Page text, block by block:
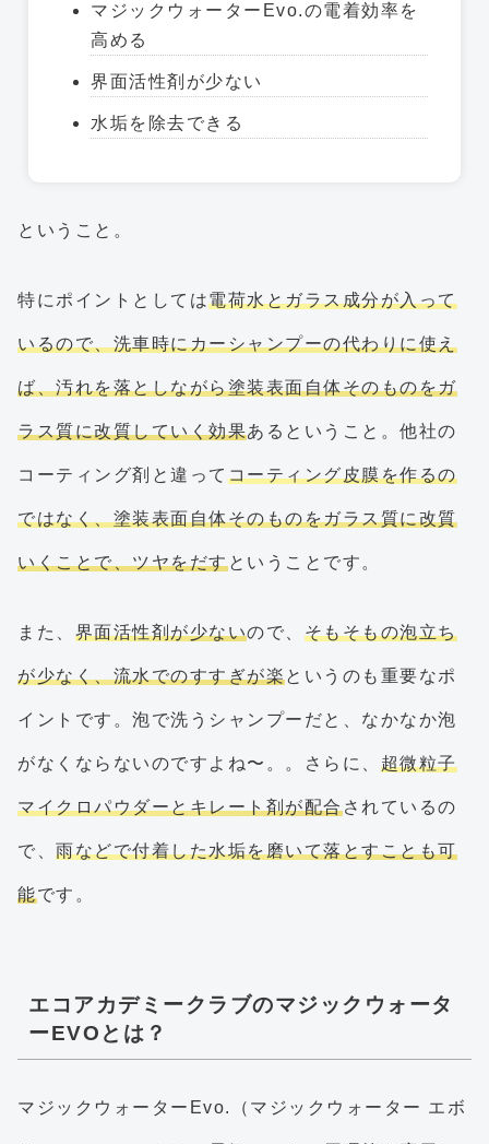
マジックウォーターEvo.の電着効率を
高める
界面活性剤が少ない
水垢を除去できる
ということ。
特にポイントとしては電荷水とガラス成分が入って
いるので、洗車時にカーシャンプーの代わりに使え
ば、汚れを落としながら塗装表面自体そのものをガ
ラス質に改質していく効果あるということ。他社の
コーティング剤と違って コーティング皮膜を作るの
ではなく、塗装表面自体そのものをガラス質に改質
いくことで、ツヤをだすということです。
また、 界面活性剤が少ないので、 そもそもの泡立ち
が少なく、流水でのすすぎが楽というのも重要なポ
イントです。泡で洗うシャンプーだと、なかなか泡
がなくならないのですよね〜。。さらに、 超微粒子
マイクロパウダーとキレート剤が配合されているの
で、 雨などで付着した水垢を磨いて落とすことも可
能です。
エコアカデミークラブのマジックウォータ
ーEVOとは？
マジックウォーターEvo.（マジックウォーター エボ